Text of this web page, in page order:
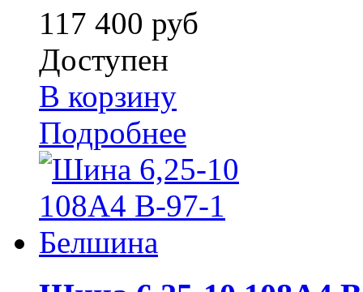
117 400 руб
Доступен
В корзину
Подробнее